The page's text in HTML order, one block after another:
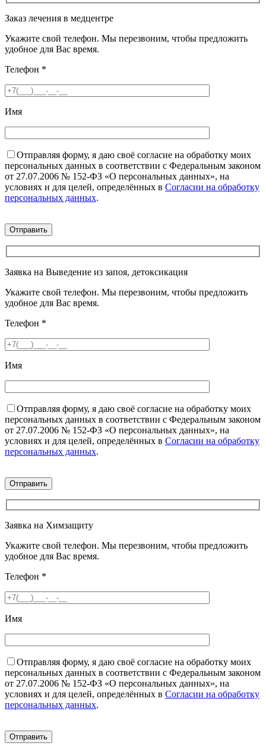
Заказ лечения в медцентре
Укажите свой телефон. Мы перезвоним, чтобы предложить
удобное для Вас время.
Телефон *
Имя
Отправляя форму, я даю своё согласие на обработку моих
персональных данных в соответствии с Федеральным законом
от 27.07.2006 № 152-ФЗ «О персональных данных», на
условиях и для целей, определённых в Согласии на обработку
персональных данных.
Заявка на Выведение из запоя, детоксикация
Укажите свой телефон. Мы перезвоним, чтобы предложить
удобное для Вас время.
Телефон *
Имя
Отправляя форму, я даю своё согласие на обработку моих
персональных данных в соответствии с Федеральным законом
от 27.07.2006 № 152-ФЗ «О персональных данных», на
условиях и для целей, определённых в Согласии на обработку
персональных данных.
Заявка на Химзащиту
Укажите свой телефон. Мы перезвоним, чтобы предложить
удобное для Вас время.
Телефон *
Имя
Отправляя форму, я даю своё согласие на обработку моих
персональных данных в соответствии с Федеральным законом
от 27.07.2006 № 152-ФЗ «О персональных данных», на
условиях и для целей, определённых в Согласии на обработку
персональных данных.